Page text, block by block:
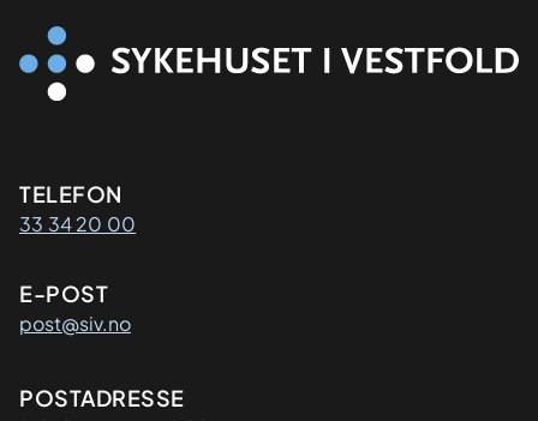
Kontaktinformasjon
TELEFON
33 34 20 00
E-POST
post@siv.no
Adresse
POSTADRESSE